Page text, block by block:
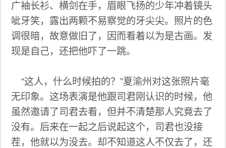
广袖长衫、横剑在手，眉眼飞扬的少年冲着镜头
呲牙笑，露出两颗不易察觉的牙尖尖。照片的色
调很暗，故意做旧了，因而看着以为是古画。发
现是自己，还把他吓了一跳。
“这人，什么时候拍的？”夏渝州对这张照片毫
无印象。这场表演是他跟司君刚认识的时候，他
虽然邀请了司君去看，但并不清楚那人究竟去了
没有。后来在一起之后说起这个，司君也没接
茬，他就以为没去。却不知道这人不仅去了，还